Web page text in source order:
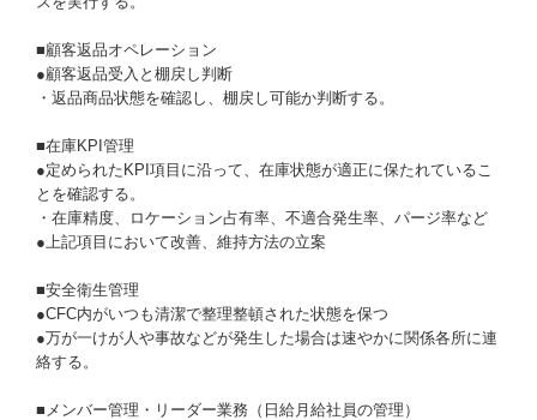
■顧客返品オペレーション
●顧客返品受入と棚戻し判断
・返品商品状態を確認し、棚戻し可能か判断する。
■在庫KPI管理
●定められたKPI項目に沿って、在庫状態が適正に保たれているこ
とを確認する。
・在庫精度、ロケーション占有率、不適合発生率、パージ率など
●上記項目において改善、維持方法の立案
■安全衛生管理
●CFC内がいつも清潔で整理整頓された状態を保つ
●万が一けが人や事故などが発生した場合は速やかに関係各所に連
絡する。
■メンバー管理・リーダー業務（日給月給社員の管理）